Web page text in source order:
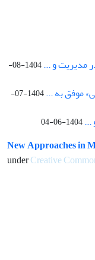
مدیریت و ...
1404-08-
موفق به ...
1404-07-
...
1404-06-04
New Approaches in
underCreative